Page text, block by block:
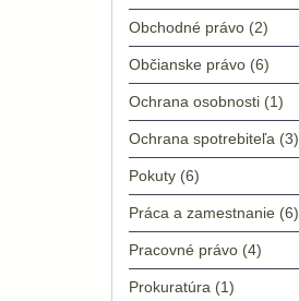
Obchodné právo (2)
Občianske právo (6)
Ochrana osobnosti (1)
Ochrana spotrebiteľa (3)
Pokuty (6)
Práca a zamestnanie (6)
Pracovné právo (4)
Prokuratúra (1)